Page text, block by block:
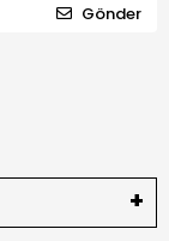
Gönder